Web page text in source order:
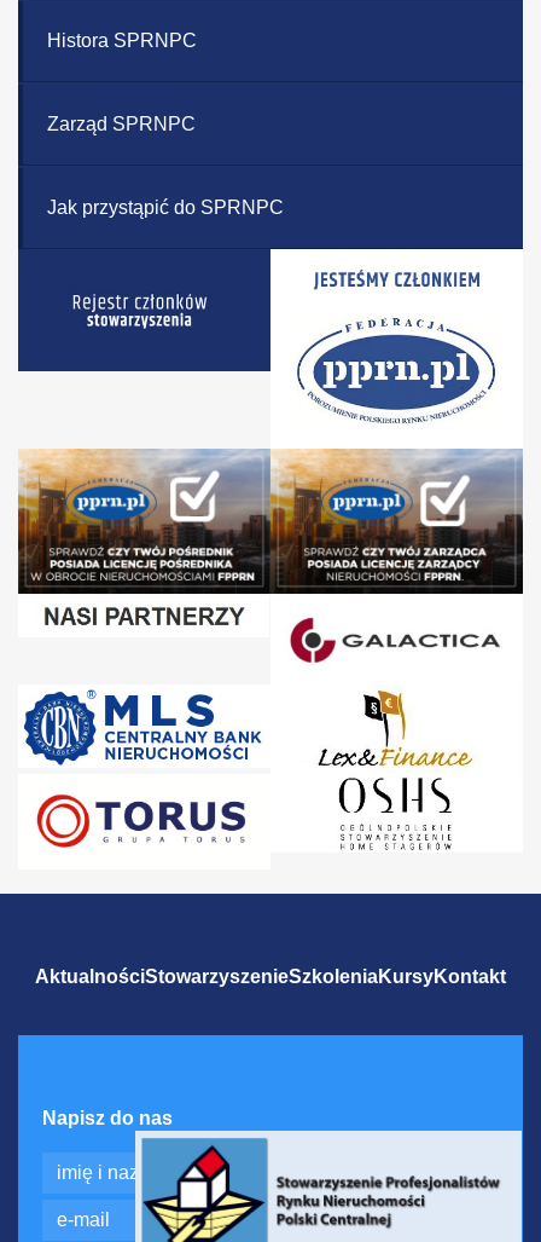
Histora SPRNPC
Zarząd SPRNPC
Jak przystąpić do SPRNPC
AktualnościStowarzyszenieSzkoleniaKursyKontakt
Napisz do nas